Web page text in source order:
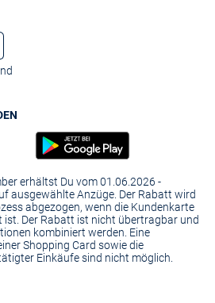
erhältst Du vom 01.06.2026 -
ausgewählte Anzüge. Der Rabatt wird
abgezogen, wenn die Kundenkarte
Der Rabatt ist nicht übertragbar und
kombiniert werden. Eine
Shopping Card sowie die
Einkäufe sind nicht möglich.